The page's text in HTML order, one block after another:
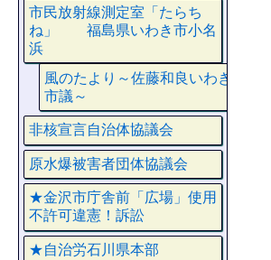
市民放射線測定室「たらち
ね」 福島県いわき市小名
浜
風のたより～佐藤和良いわき
市議～
非核宣言自治体協議会
原水爆被害者団体協議会
★金沢市庁舎前「広場」使用
不許可違憲！訴訟
★自治労石川県本部